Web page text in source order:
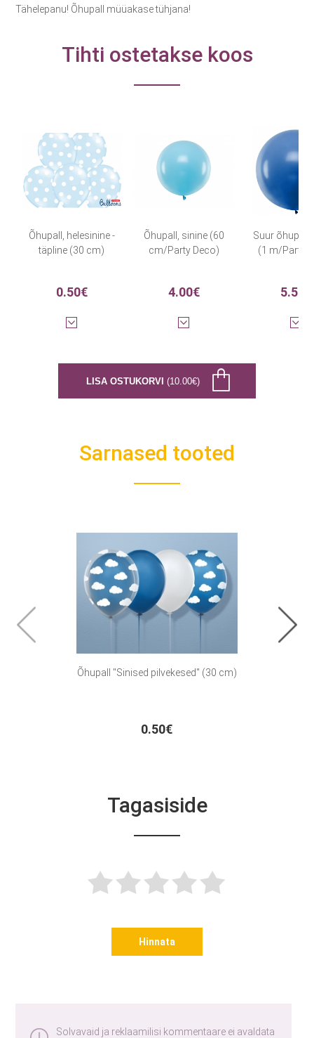
Tähelepanu! Õhupall müüakase tühjana!
Tihti ostetakse koos
Õhupall, helesinine -
täpline (30 cm)
0.50€
Õhupall, sinine (60
cm/Party Deco)
4.00€
Suur õhupall,
(1 m/Party
5.50€
LISA OSTUKORVI (10.00€)
Sarnased tooted
Õhupall "Sinised pilvekesed" (30 cm)
0.50€
Tagasiside
Hinnata
Solvavaid ja reklaamilisi kommentaare ei avaldata